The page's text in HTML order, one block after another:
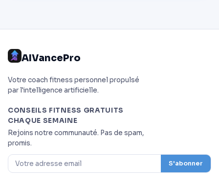
AIVancePro
Votre coach fitness personnel propulsé
par l'intelligence artificielle.
CONSEILS FITNESS GRATUITS
CHAQUE SEMAINE
Rejoins notre communauté. Pas de spam,
promis.
S'abonner